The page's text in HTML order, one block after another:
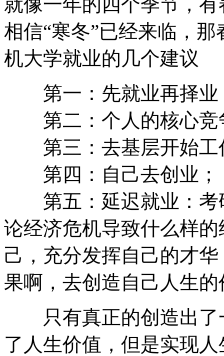
相信“寒冬”已经来临，
机大学就业的几个建议
第一：先就业再择业
第二：个人的核心竞
第三：去基层开始工
第四：自己去创业；
第五：延迟就业：考
论经济危机导致什么样
己，充分发挥自己的才
果啊，去创造自己人生的
只有真正的创造出了
了人生价值，但是实现